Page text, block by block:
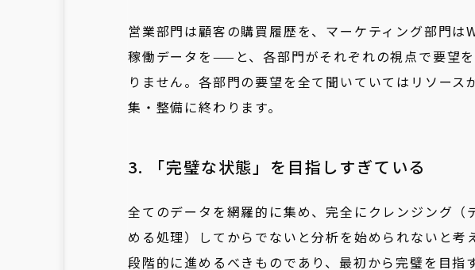
営業部門は顧客の購買履歴を、マーケティング部門
稼働データを——と、各部門がそれぞれの視点で要望
りません。各部門の要望を全て聞いていてはリソー
集・整備に終わります。
3. 「完璧な状態」を目指しすぎている
全てのデータを網羅的に集め、完全にクレンジング
める処理）してからでないと分析を始められないと考
段階的に進めるべきものであり、最初から完璧を目指